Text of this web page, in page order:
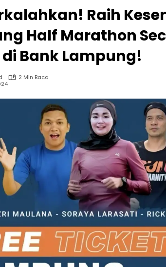
Raih
Half Marathon
Bank Lampung!
2 Min Baca